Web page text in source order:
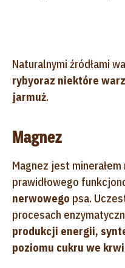
Naturalnymi źródłami
rybyoraz niektóre
jarmuż.
Magnez
Magnez jest
prawidłowego
nerwowego psa.
procesach
produkcji energii,
poziomu cukru we krwi